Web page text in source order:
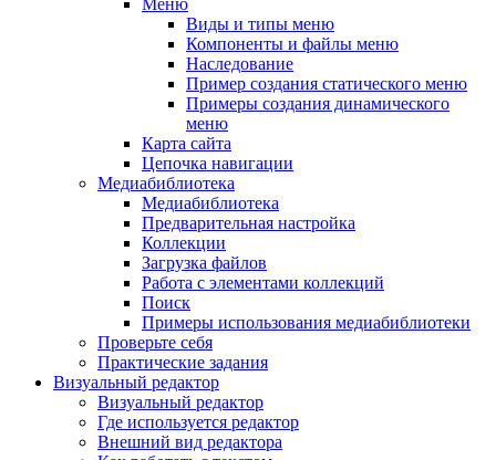
Меню
Виды и типы меню
Компоненты и файлы меню
Наследование
Пример создания статического меню
Примеры создания динамического
меню
Карта сайта
Цепочка навигации
Медиабиблиотека
Медиабиблиотека
Предварительная настройка
Коллекции
Загрузка файлов
Работа с элементами коллекций
Поиск
Примеры использования медиабиблиотеки
Проверьте себя
Практические задания
Визуальный редактор
Визуальный редактор
Где используется редактор
Внешний вид редактора